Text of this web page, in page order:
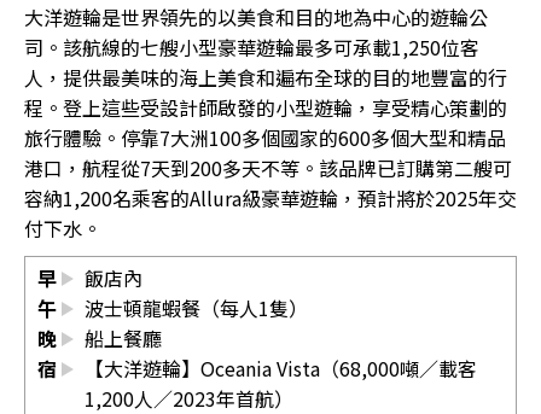
大洋遊輪是世界領先的以美食和目的地為中心的遊輪公
司。該航線的七艘小型豪華遊輪最多可承載1,250位客
人，提供最美味的海上美食和遍布全球的目的地豐富的行
程。登上這些受設計師啟發的小型遊輪，享受精心策劃的
旅行體驗。停靠7大洲100多個國家的600多個大型和精品
港口，航程從7天到200多天不等。該品牌已訂購第二艘可
容納1,200名乘客的Allura級豪華遊輪，預計將於2025年交
付下水。
早
飯店內
午
波士頓龍蝦餐（每人1隻）
晚
船上餐廳
宿
【大洋遊輪】Oceania Vista（68,000噸／載客
1,200人／2023年首航）